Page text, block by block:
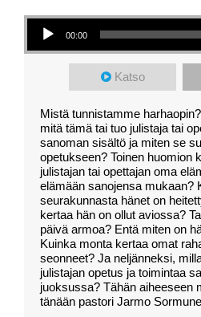
Äänitoistin
00:00
Katso
Mistä tunnistamme
mitä tämä tai tuo julistaja tai
sanoman sisältö ja miten se
opetukseen? Toinen huomion
julistajan tai opettajan oma
elämään sanojensa mukaan?
seurakunnasta hänet on
kertaa hän on ollut aviossa?
päivä armoa? Entä miten on
Kuinka monta kertaa omat
seonneet? Ja neljänneksi,
julistajan opetus ja toimintaa
juoksussa? Tähän aiheeseen
tänään pastori Jarmo